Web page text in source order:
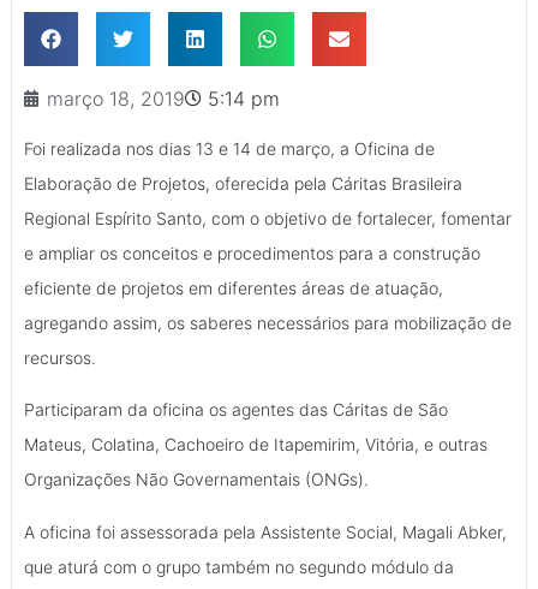
março 18, 2019 5:14 pm
Foi realizada nos dias 13 e 14 de março, a Oficina de
Elaboração de Projetos, oferecida pela Cáritas Brasileira
Regional Espírito Santo, com o objetivo de fortalecer, fomentar
e ampliar os conceitos e procedimentos para a construção
eficiente de projetos em diferentes áreas de atuação,
agregando assim, os saberes necessários para mobilização de
recursos.
Participaram da oficina os agentes das Cáritas de São
Mateus, Colatina, Cachoeiro de Itapemirim, Vitória, e outras
Organizações Não Governamentais (ONGs).
A oficina foi assessorada pela Assistente Social, Magali Abker,
que aturá com o grupo também no segundo módulo da